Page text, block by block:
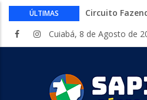
ÚLTIMAS
Circuito
atividades do
sexta-feira
Começa
Cuiabá, 8 de Agosto de